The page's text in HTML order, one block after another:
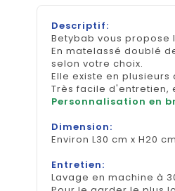
Descriptif:
Betybab vous
En matelassé doublé
selon votre choix.
Elle existe en plusieurs
Très facile d'entretien,
Personnalisation en
Dimension:
Environ L30 cm x H20 cm
Entretien:
Lavage en machine à